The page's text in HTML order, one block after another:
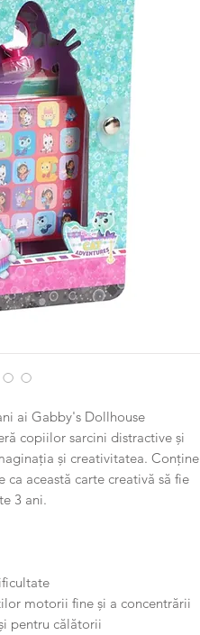
ai Gabby's Dollhouse
copiilor sarcini distractive și
și creativitatea. Conține
ca această carte creativă să fie
3 ani.
motorii fine și a concentrării
pentru călătorii